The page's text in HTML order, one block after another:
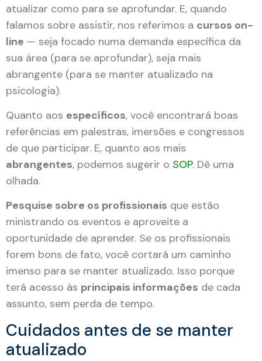
atualizar como para se aprofundar. E, quando
falamos sobre assistir, nos referimos a cursos on-
line — seja focado numa demanda específica da
sua área (para se aprofundar), seja mais
abrangente (para se manter atualizado na
psicologia).
Quanto aos específicos, você encontrará boas
referências em palestras, imersões e congressos
de que participar. E, quanto aos mais
abrangentes, podemos sugerir o SOP. Dê uma
olhada.
Pesquise sobre os profissionais que estão
ministrando os eventos e aproveite a
oportunidade de aprender. Se os profissionais
forem bons de fato, você cortará um caminho
imenso para se manter atualizado. Isso porque
terá acesso às principais informações de cada
assunto, sem perda de tempo.
Cuidados antes de se manter
atualizado